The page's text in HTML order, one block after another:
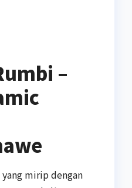
–
yang mirip dengan